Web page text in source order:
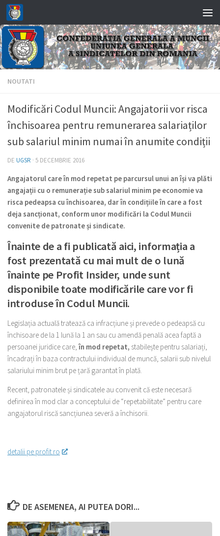
Skip to content
NOUTATI
Modificări Codul Muncii: Angajatorii vor risca
închisoarea pentru remunerarea salariaților
sub salariul minim numai în anumite condiții
DE UGSR · 5 DECEMBRIE 2016
Angajatorul care în mod repetat pe parcursul unui an își va plăti
angajații cu o remunerație sub salariul minim pe economie va
risca pedeapsa cu închisoarea, dar în condițiile în care a fost
deja sancționat, conform unor modificări la Codul Muncii
convenite de patronate și sindicate.
Înainte de a fi publicată aici, informația a
fost prezentată cu mai mult de o lună
înainte pe Profit Insider, unde sunt
disponibile toate modificările care vor fi
introduse în Codul Muncii.
Legislația actuală tratează ca infracțiune și prevede o pedeapsă cu
închisoare de la 1 lună la 1 an sau cu amendă penală acea faptă a
persoanei juridice care,în mod repetat, stabilește pentru salariați,
încadrați în baza contractului individual de muncă, salarii sub nivelul
salariului minim brut pe țară garantat în plată.
Recent, patronatele și sindicatele au convenit că este necesară
definirea în mod clar a conceptului de “repetabilitate” pentru care
angajatorul riscă sancțiunea severă a închisorii.
detalii pe profit.ro
DE ASEMENEA, AI PUTEA DORI...